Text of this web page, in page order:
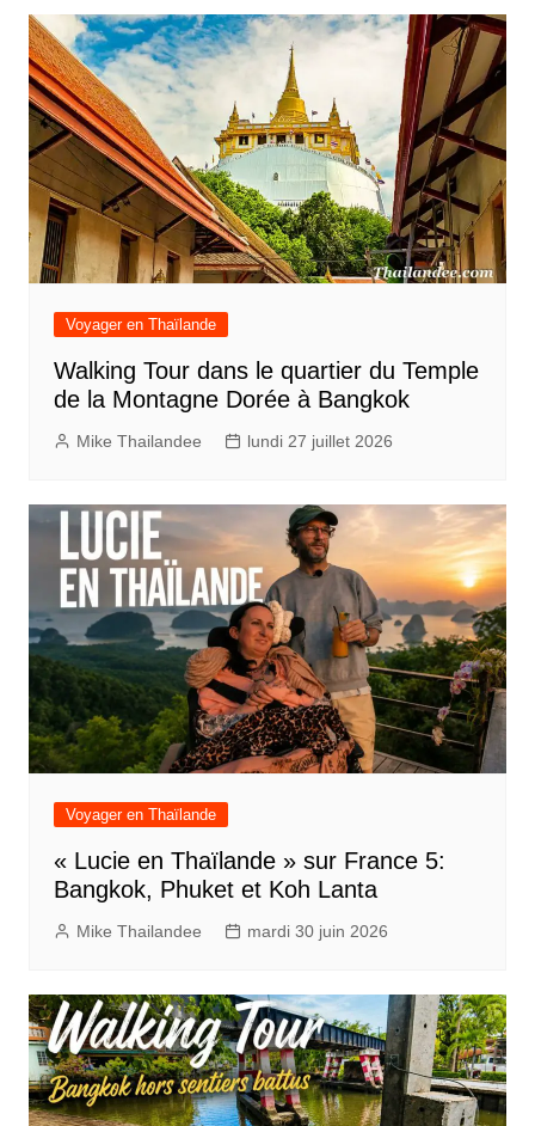
Voyager en Thaïlande
Walking Tour dans le quartier du Temple
de la Montagne Dorée à Bangkok
Mike Thailandee lundi 27 juillet 2026
Voyager en Thaïlande
« Lucie en Thaïlande » sur France 5:
Bangkok, Phuket et Koh Lanta
Mike Thailandee mardi 30 juin 2026